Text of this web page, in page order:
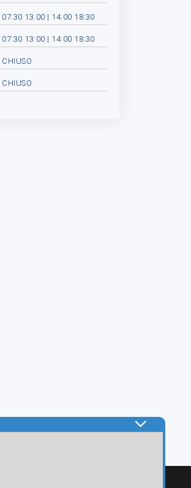
07:30 13:00 | 14:00 18:30
07:30 13:00 | 14:00 18:30
CHIUSO
CHIUSO